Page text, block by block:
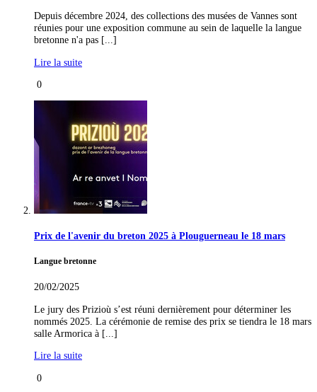
Depuis décembre 2024, des collections des musées de Vannes sont
réunies pour une exposition commune au sein de laquelle la langue
bretonne n'a pas [...]
Lire la suite
0
Prix de l'avenir du breton 2025 à Plouguerneau le 18 mars
Langue bretonne
20/02/2025
Le jury des Prizioù s’est réuni dernièrement pour déterminer les
nommés 2025. La cérémonie de remise des prix se tiendra le 18 mars
salle Armorica à [...]
Lire la suite
0